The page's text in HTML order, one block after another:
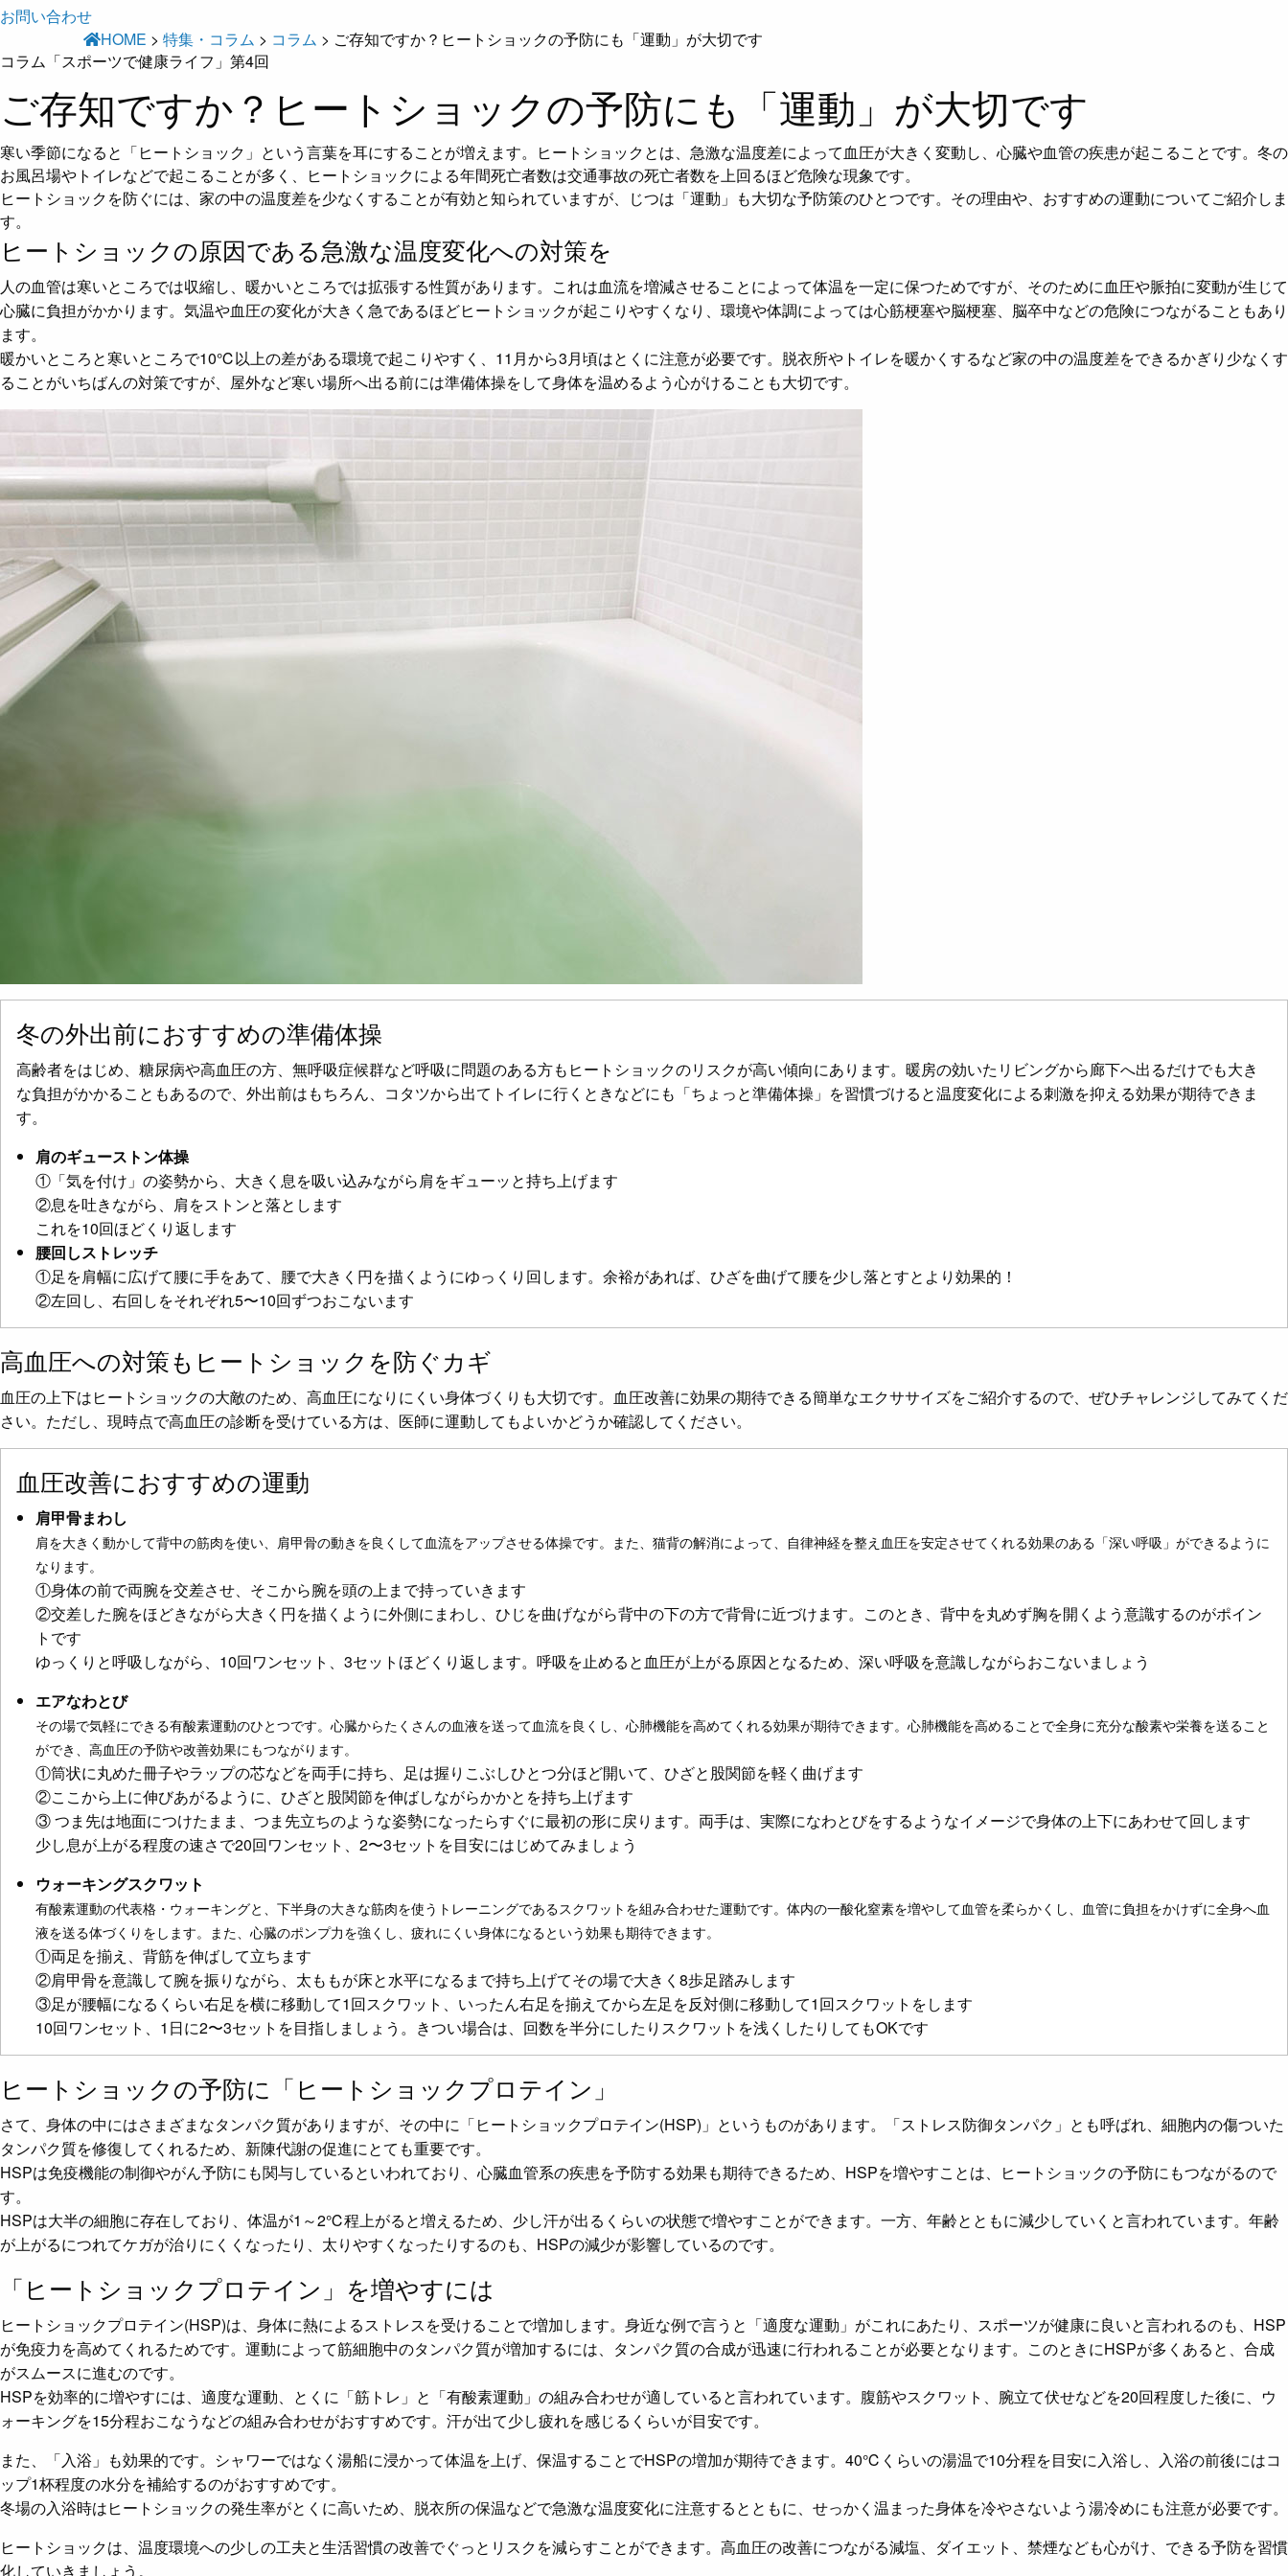
お問い合わせ
HOME > 特集・コラム > コラム > ご存知ですか？ヒートショックの予防にも「運動」が大切です
コラム「スポーツで健康ライフ」第4回
ご存知ですか？ヒートショックの予防にも「運動」が大切です
寒い季節になると「ヒートショック」という言葉を耳にすることが増えます。ヒートショックとは、急激な温度差によって血圧が大きく変動し、心臓や血管の疾患が起こることです。冬の
お風呂場やトイレなどで起こることが多く、ヒートショックによる年間死亡者数は交通事故の死亡者数を上回るほど危険な現象です。
ヒートショックを防ぐには、家の中の温度差を少なくすることが有効と知られていますが、じつは「運動」も大切な予防策のひとつです。その理由や、おすすめの運動についてご紹介しま
す。
ヒートショックの原因である急激な温度変化への対策を
人の血管は寒いところでは収縮し、暖かいところでは拡張する性質があります。これは血流を増減させることによって体温を一定に保つためですが、そのために血圧や脈拍に変動が生じて
心臓に負担がかかります。気温や血圧の変化が大きく急であるほどヒートショックが起こりやすくなり、環境や体調によっては心筋梗塞や脳梗塞、脳卒中などの危険につながることもあり
ます。
暖かいところと寒いところで10℃以上の差がある環境で起こりやすく、11月から3月頃はとくに注意が必要です。脱衣所やトイレを暖かくするなど家の中の温度差をできるかぎり少なくす
ることがいちばんの対策ですが、屋外など寒い場所へ出る前には準備体操をして身体を温めるよう心がけることも大切です。
冬の外出前におすすめの準備体操
高齢者をはじめ、糖尿病や高血圧の方、無呼吸症候群など呼吸に問題のある方もヒートショックのリスクが高い傾向にあります。暖房の効いたリビングから廊下へ出るだけでも大き
な負担がかかることもあるので、外出前はもちろん、コタツから出てトイレに行くときなどにも「ちょっと準備体操」を習慣づけると温度変化による刺激を抑える効果が期待できま
す。
肩のギューストン体操
①「気を付け」の姿勢から、大きく息を吸い込みながら肩をギューッと持ち上げます
②息を吐きながら、肩をストンと落とします
これを10回ほどくり返します
腰回しストレッチ
①足を肩幅に広げて腰に手をあて、腰で大きく円を描くようにゆっくり回します。余裕があれば、ひざを曲げて腰を少し落とすとより効果的！
②左回し、右回しをそれぞれ5〜10回ずつおこないます
高血圧への対策もヒートショックを防ぐカギ
血圧の上下はヒートショックの大敵のため、高血圧になりにくい身体づくりも大切です。血圧改善に効果の期待できる簡単なエクササイズをご紹介するので、ぜひチャレンジしてみてくだ
さい。ただし、現時点で高血圧の診断を受けている方は、医師に運動してもよいかどうか確認してください。
血圧改善におすすめの運動
肩甲骨まわし
肩を大きく動かして背中の筋肉を使い、肩甲骨の動きを良くして血流をアップさせる体操です。また、猫背の解消によって、自律神経を整え血圧を安定させてくれる効果のある「深い呼吸」ができるように
なります。
①身体の前で両腕を交差させ、そこから腕を頭の上まで持っていきます
②交差した腕をほどきながら大きく円を描くように外側にまわし、ひじを曲げながら背中の下の方で背骨に近づけます。このとき、背中を丸めず胸を開くよう意識するのがポイン
トです
ゆっくりと呼吸しながら、10回ワンセット、3セットほどくり返します。呼吸を止めると血圧が上がる原因となるため、深い呼吸を意識しながらおこないましょう
エアなわとび
その場で気軽にできる有酸素運動のひとつです。心臓からたくさんの血液を送って血流を良くし、心肺機能を高めてくれる効果が期待できます。心肺機能を高めることで全身に充分な酸素や栄養を送ること
ができ、高血圧の予防や改善効果にもつながります。
①筒状に丸めた冊子やラップの芯などを両手に持ち、足は握りこぶしひとつ分ほど開いて、ひざと股関節を軽く曲げます
②ここから上に伸びあがるように、ひざと股関節を伸ばしながらかかとを持ち上げます
③ つま先は地面につけたまま、つま先立ちのような姿勢になったらすぐに最初の形に戻ります。両手は、実際になわとびをするようなイメージで身体の上下にあわせて回します
少し息が上がる程度の速さで20回ワンセット、2〜3セットを目安にはじめてみましょう
ウォーキングスクワット
有酸素運動の代表格・ウォーキングと、下半身の大きな筋肉を使うトレーニングであるスクワットを組み合わせた運動です。体内の一酸化窒素を増やして血管を柔らかくし、血管に負担をかけずに全身へ血
液を送る体づくりをします。また、心臓のポンプ力を強くし、疲れにくい身体になるという効果も期待できます。
①両足を揃え、背筋を伸ばして立ちます
②肩甲骨を意識して腕を振りながら、太ももが床と水平になるまで持ち上げてその場で大きく8歩足踏みします
③足が腰幅になるくらい右足を横に移動して1回スクワット、いったん右足を揃えてから左足を反対側に移動して1回スクワットをします
10回ワンセット、1日に2〜3セットを目指しましょう。きつい場合は、回数を半分にしたりスクワットを浅くしたりしてもOKです
ヒートショックの予防に「ヒートショックプロテイン」
さて、身体の中にはさまざまなタンパク質がありますが、その中に「ヒートショックプロテイン(HSP)」というものがあります。「ストレス防御タンパク」とも呼ばれ、細胞内の傷ついた
タンパク質を修復してくれるため、新陳代謝の促進にとても重要です。
HSPは免疫機能の制御やがん予防にも関与しているといわれており、心臓血管系の疾患を予防する効果も期待できるため、HSPを増やすことは、ヒートショックの予防にもつながるので
す。
HSPは大半の細胞に存在しており、体温が1～2℃程上がると増えるため、少し汗が出るくらいの状態で増やすことができます。一方、年齢とともに減少していくと言われています。年齢
が上がるにつれてケガが治りにくくなったり、太りやすくなったりするのも、HSPの減少が影響しているのです。
「ヒートショックプロテイン」を増やすには
ヒートショックプロテイン(HSP)は、身体に熱によるストレスを受けることで増加します。身近な例で言うと「適度な運動」がこれにあたり、スポーツが健康に良いと言われるのも、HSP
が免疫力を高めてくれるためです。運動によって筋細胞中のタンパク質が増加するには、タンパク質の合成が迅速に行われることが必要となります。このときにHSPが多くあると、合成
がスムースに進むのです。
HSPを効率的に増やすには、適度な運動、とくに「筋トレ」と「有酸素運動」の組み合わせが適していると言われています。腹筋やスクワット、腕立て伏せなどを20回程度した後に、ウ
ォーキングを15分程おこなうなどの組み合わせがおすすめです。汗が出て少し疲れを感じるくらいが目安です。
また、「入浴」も効果的です。シャワーではなく湯船に浸かって体温を上げ、保温することでHSPの増加が期待できます。40℃くらいの湯温で10分程を目安に入浴し、入浴の前後にはコ
ップ1杯程度の水分を補給するのがおすすめです。
冬場の入浴時はヒートショックの発生率がとくに高いため、脱衣所の保温などで急激な温度変化に注意するとともに、せっかく温まった身体を冷やさないよう湯冷めにも注意が必要です。
ヒートショックは、温度環境への少しの工夫と生活習慣の改善でぐっとリスクを減らすことができます。高血圧の改善につながる減塩、ダイエット、禁煙なども心がけ、できる予防を習慣
化していきましょう。